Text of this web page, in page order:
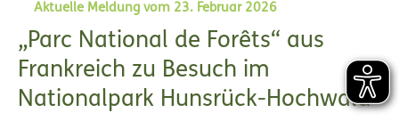
Aktuelle Meldung vom 23. Februar 2026
„Parc National de Forêts“ aus
Frankreich zu Besuch im
Nationalpark Hunsrück-Hochwald